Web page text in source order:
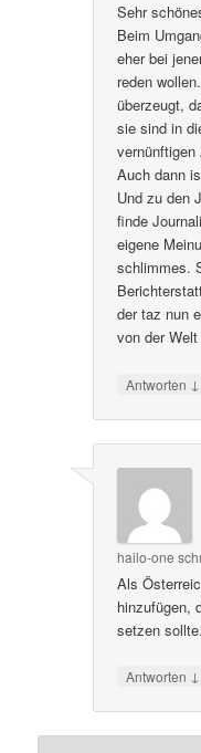
Sehr
Beim
eher bei
reden
überzeugt,
sie sind in
vernünftigen
Auch dann
Und zu den
finde
eigene
schlimmes.
der taz nun
von der
Antworten ↓
hailo-one
Als
hinzufügen,
setzen
Antworten ↓